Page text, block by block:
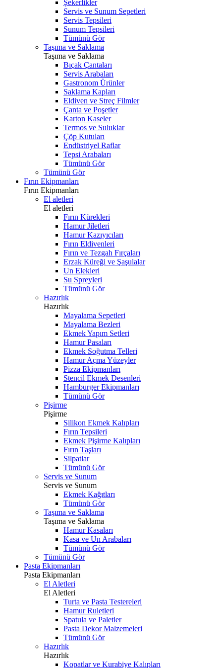
Şekerlikler
Servis ve Sunum Sepetleri
Servis Tepsileri
Sunum Tepsileri
Tümünü Gör
Taşıma ve Saklama
Taşıma ve Saklama
Bıçak Çantaları
Servis Arabaları
Gastronom Ürünler
Saklama Kapları
Eldiven ve Streç Filmler
Çanta ve Poşetler
Karton Kaseler
Termos ve Suluklar
Çöp Kutuları
Endüstriyel Raflar
Tepsi Arabaları
Tümünü Gör
Tümünü Gör
Fırın Ekipmanları
Fırın Ekipmanları
El aletleri
El aletleri
Fırın Kürekleri
Hamur Jiletleri
Hamur Kazıyıcıları
Fırın Eldivenleri
Fırın ve Tezgah Fırçaları
Erzak Küreği ve Şaşulalar
Un Elekleri
Su Spreyleri
Tümünü Gör
Hazırlık
Hazırlık
Mayalama Sepetleri
Mayalama Bezleri
Ekmek Yapım Setleri
Hamur Pasaları
Ekmek Soğutma Telleri
Hamur Açma Yüzeyler
Pizza Ekipmanları
Stencil Ekmek Desenleri
Hamburger Ekipmanları
Tümünü Gör
Pişirme
Pişirme
Silikon Ekmek Kalıpları
Fırın Tepsileri
Ekmek Pişirme Kalıpları
Fırın Taşları
Silpatlar
Tümünü Gör
Servis ve Sunum
Servis ve Sunum
Ekmek Kağıtları
Tümünü Gör
Taşıma ve Saklama
Taşıma ve Saklama
Hamur Kasaları
Kasa ve Un Arabaları
Tümünü Gör
Tümünü Gör
Pasta Ekipmanları
Pasta Ekipmanları
El Aletleri
El Aletleri
Turta ve Pasta Testereleri
Hamur Ruletleri
Spatula ve Paletler
Pasta Dekor Malzemeleri
Tümünü Gör
Hazırlık
Hazırlık
Kopatlar ve Kurabiye Kalıpları